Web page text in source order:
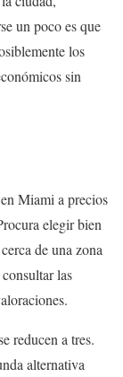
un poco es que
los
sin
Miami a precios
elegir bien
de una zona
las
reducen a tres.
alternativa